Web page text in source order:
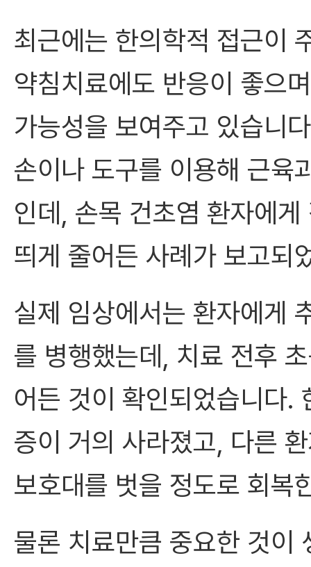
최근에는 한의학적 접근이
약침치료에도 반응이 좋으
가능성을 보여주고 있습니
손이나 도구를 이용해 근육
인데, 손목 건초염 환자에
띄게 줄어든 사례가 보고되
실제 임상에서는 환자에게
를 병행했는데, 치료 전후
어든 것이 확인되었습니다.
증이 거의 사라졌고, 다른
보호대를 벗을 정도로 회복
물론 치료만큼 중요한 것이